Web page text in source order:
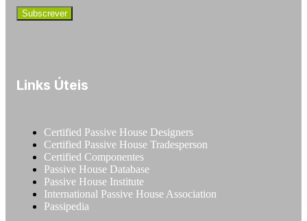
Links Úteis
Certified Passive House Designers
Certified Passive House Tradesperson
Certified Componentes
Passive House Database
Passive House Institute
International Passive House Association
Passipedia